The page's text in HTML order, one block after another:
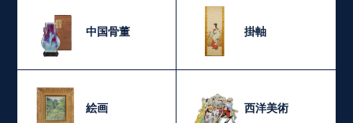
中国骨董 掛軸
絵画 西洋美術